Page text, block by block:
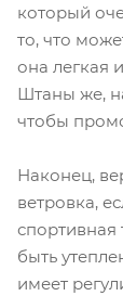
который
то, что
она легкая
Штаны же,
чтобы
Наконец,
ветровка,
спортивная
быть
имеет